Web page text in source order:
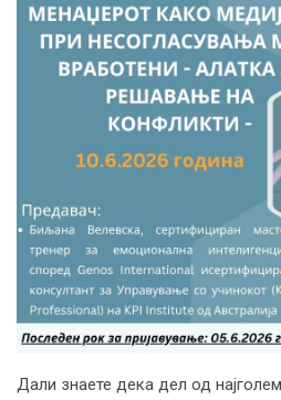
Дали знаете дека дел од